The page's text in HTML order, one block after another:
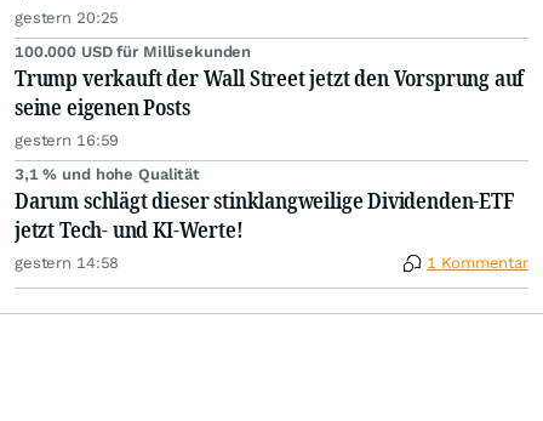
gestern 20:25
100.000 USD für Millisekunden
Trump verkauft der Wall Street jetzt den Vorsprung auf
seine eigenen Posts
gestern 16:59
3,1 % und hohe Qualität
Darum schlägt dieser stinklangweilige Dividenden-ETF
jetzt Tech- und KI-Werte!
gestern 14:58 1 Kommentar